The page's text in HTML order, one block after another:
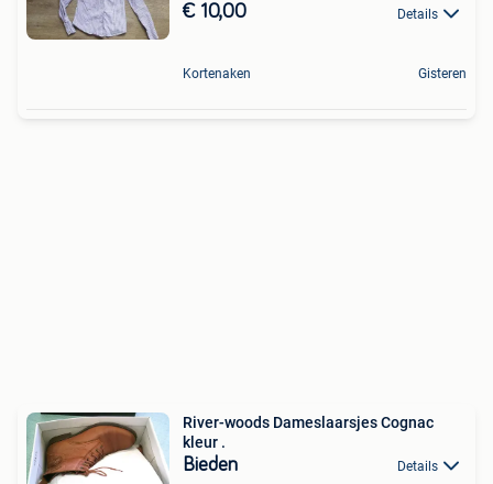
€ 10,00 Details
Kortenaken Gisteren
River-woods Dameslaarsjes Cognac
kleur .
Bieden Details